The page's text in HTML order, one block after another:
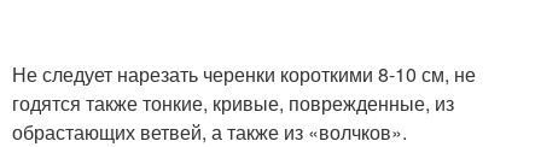
Не следует нарезать черенки короткими 8-10 см, не
годятся также тонкие, кривые, поврежденные, из
обрастающих ветвей, а также из «волчков».